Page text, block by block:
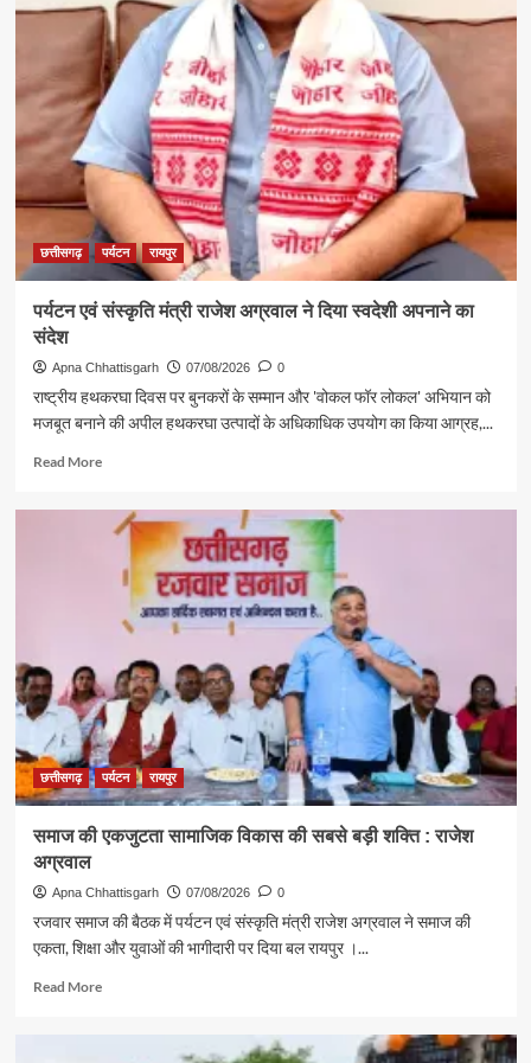
में
छत्तीसगढ़
पर्यटन
की
दमदार
दस्तक
छत्तीसगढ़ पर्यटन रायपुर
पर्यटन एवं संस्कृति मंत्री राजेश अग्रवाल ने दिया स्वदेशी अपनाने का
संदेश
Apna Chhattisgarh 07/08/2026 0
राष्ट्रीय हथकरघा दिवस पर बुनकरों के सम्मान और 'वोकल फॉर लोकल' अभियान को
मजबूत बनाने की अपील हथकरघा उत्पादों के अधिकाधिक उपयोग का किया आग्रह,...
Read MoreRead
पर्यटन
संस्कृति
मंत्री
राजेश
अग्रवाल
दिया
स्वदेशी
अपनाने
का
संदेश
छत्तीसगढ़ पर्यटन रायपुर
समाज की एकजुटता सामाजिक विकास की सबसे बड़ी शक्ति : राजेश
अग्रवाल
Apna Chhattisgarh 07/08/2026 0
रजवार समाज की बैठक में पर्यटन एवं संस्कृति मंत्री राजेश अग्रवाल ने समाज की
एकता, शिक्षा और युवाओं की भागीदारी पर दिया बल रायपुर ।...
Read MoreRead